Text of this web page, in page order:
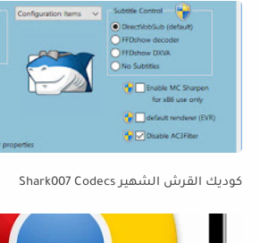
كوديك القرش الشهير Shark007 Codecs